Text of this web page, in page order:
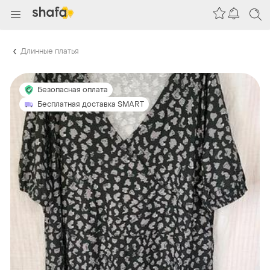
Длинные платья
Безопасная оплата
Бесплатная доставка SMART